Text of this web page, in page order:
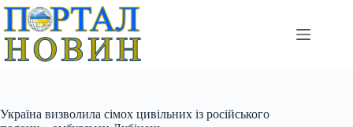
Перейти
вмісту
Україна визволила сімох цивільних із російського